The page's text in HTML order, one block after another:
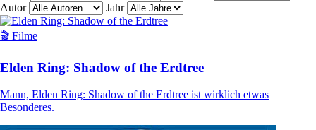
Autor
Jahr
🎬 Filme
Elden Ring: Shadow of the Erdtree
Mann, Elden Ring: Shadow of the Erdtree ist wirklich etwas
Besonderes.